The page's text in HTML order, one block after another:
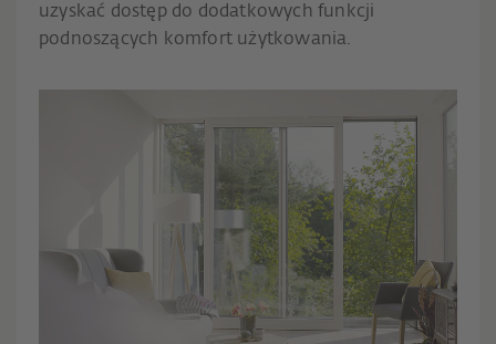
uzyskać dostęp do dodatkowych funkcji
podnoszących komfort użytkowania.